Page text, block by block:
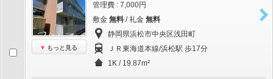
もっと見る
管理費 : 7,000円
敷金 無料 / 礼金 無料
静岡県浜松市中央区浅田町
ＪＲ東海道本線/浜松駅 歩17分
1K / 19.87m²